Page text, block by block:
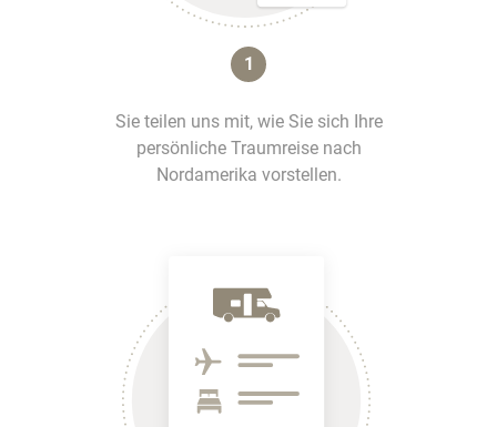
1
Sie teilen uns mit, wie Sie sich Ihre
persönliche Traumreise nach
Nordamerika vorstellen.